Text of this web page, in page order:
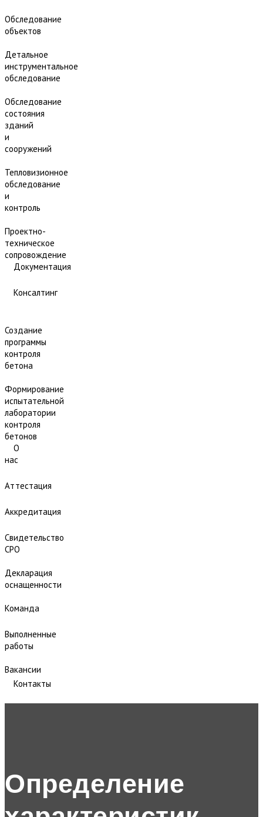
Обследование
объектов
Детальное
инструментальное
обследование
Обследование
состояния
зданий
и
сооружений
Тепловизионное
обследование
и
контроль
Проектно-
техническое
сопровождение
Документация
Консалтинг
Создание
программы
контроля
бетона
Формирование
испытательной
лаборатории
контроля
бетонов
О
нас
Аттестация
Аккредитация
Свидетельство
СРО
Декларация
оснащенности
Команда
Выполненные
работы
Вакансии
Контакты
Определение